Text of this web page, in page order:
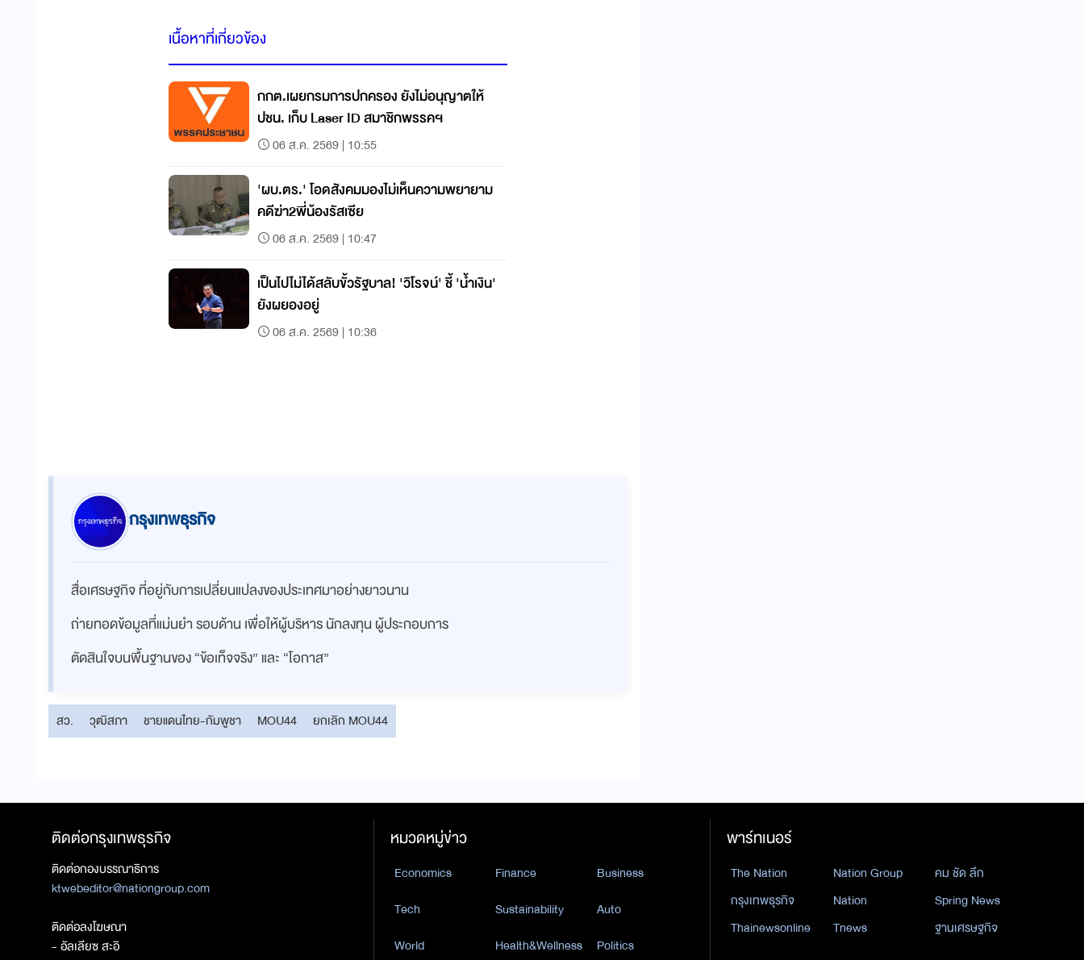
เนื้อหาที่เกี่ยวข้อง
กกต.เผยกรมการปกครอง ยังไม่อนุญาตให้
ปชน. เก็บ Laser ID สมาชิกพรรคฯ
06 ส.ค. 2569 | 10:55
'ผบ.ตร.' โอดสังคมมองไม่เห็นความพยายาม
คดีฆ่า2พี่น้องรัสเซีย
06 ส.ค. 2569 | 10:47
เป็นไปไม่ได้สลับขั้วรัฐบาล! 'วิโรจน์' ชี้ 'น้ำเงิน'
ยังผยองอยู่
06 ส.ค. 2569 | 10:36
กรุงเทพธุรกิจ
สื่อเศรษฐกิจ ที่อยู่กับการเปลี่ยนแปลงของประเทศมาอย่างยาวนาน
ถ่ายทอดข้อมูลที่แม่นยำ รอบด้าน เพื่อให้ผู้บริหาร นักลงทุน ผู้ประกอบการ
ตัดสินใจบนพื้นฐานของ “ข้อเท็จจริง” และ “โอกาส”
สว. วุฒิสภา ชายแดนไทย-กัมพูชา MOU44 ยกเลิก MOU44
ติดต่อกรุงเทพธุรกิจ
ติดต่อกองบรรณาธิการ
ktwebeditor@nationgroup.com
ติดต่อลงโฆษณา
- อัลเลียซ สะอิ
หมวดหมู่ข่าว
Economics Finance
Business
Tech
Sustainability
Auto
World
Health&Wellness Politics
พาร์ทเนอร์
The Nation Nation Group
คม ชัด ลึก
กรุงเทพธุรกิจ
Nation
Spring News
Thainewsonline
Tnews ฐานเศรษฐกิจ